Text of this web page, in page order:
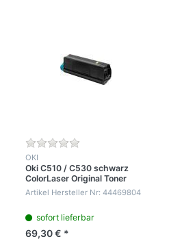
OKI
Oki C510 / C530 schwarz
ColorLaser Original Toner
Kartusche für 5.000 Seiten
Artikel Hersteller Nr: 44469804
sofort lieferbar
69,30 € *